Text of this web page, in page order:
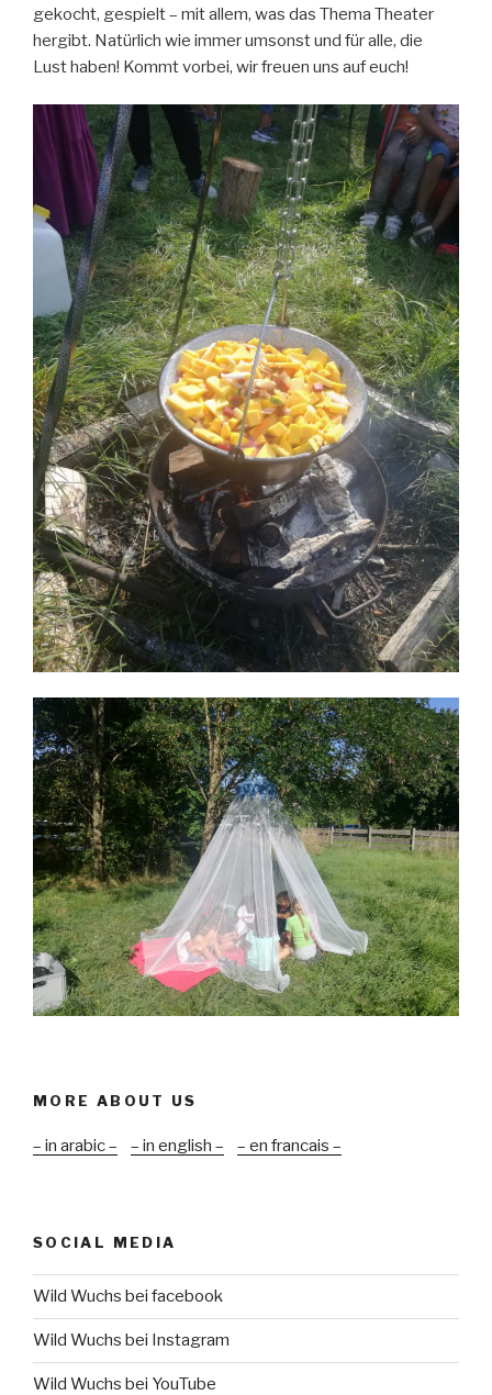
gekocht, gespielt – mit allem, was das Thema Theater
hergibt. Natürlich wie immer umsonst und für alle, die
Lust haben! Kommt vorbei, wir freuen uns auf euch!
MORE ABOUT US
– in arabic – – in english – – en francais –
SOCIAL MEDIA
Wild Wuchs bei facebook
Wild Wuchs bei Instagram
Wild Wuchs bei YouTube